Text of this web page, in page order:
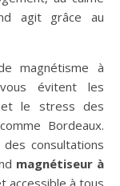
agit grâce au
magnétisme à
évitent les
et le stress des
Bordeaux.
consultations
magnétiseur à
accessible à tous